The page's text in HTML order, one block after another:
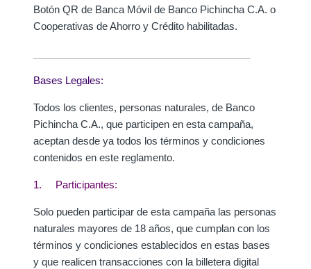
Botón QR de Banca Móvil de Banco Pichincha C.A. o
Cooperativas de Ahorro y Crédito habilitadas.
Bases Legales:
Todos los clientes, personas naturales, de Banco
Pichincha C.A., que participen en esta campaña,
aceptan desde ya todos los términos y condiciones
contenidos en este reglamento.
1. Participantes:
Solo pueden participar de esta campaña las personas
naturales mayores de 18 años, que cumplan con los
términos y condiciones establecidos en estas bases
y que realicen transacciones con la billetera digital